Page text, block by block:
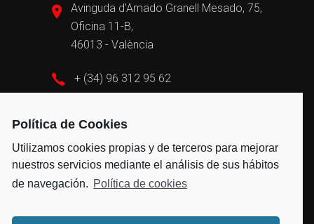
Política de Cookies
Utilizamos cookies propias y de terceros para mejorar
nuestros servicios mediante el análisis de sus hábitos
de navegación. Política de cookies
Avinguda d'Amado Granell Mesado, 75,
Oficina 11-B,
46013 - València
+ (34) 96 312 95 62